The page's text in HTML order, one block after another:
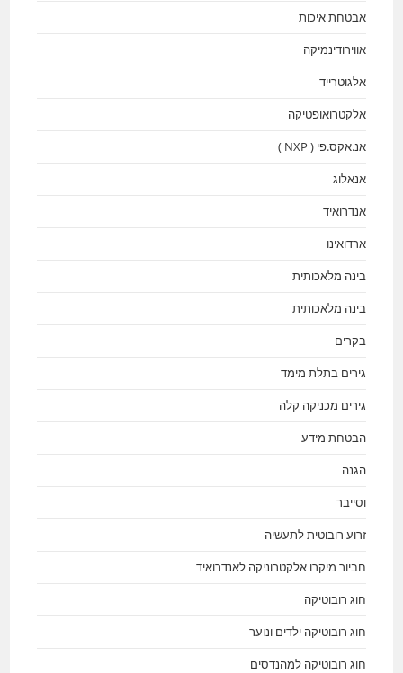
אבטחת איכות
אווירודינמיקה
אלגוטרייד
אלקטרואופטיקה
אנ.אקס.פי ( NXP )
אנאלוג
אנדרואיד
ארדואינו
בינה מלאכותית
בינה מלאכותית
בקרים
גירים בתלת מימד
גירים מכניקה קלה
הבטחת מידע
הגנה
וסייבר
זרוע רובוטית לתעשיה
חביור מיקרו אלקטרוניקה לאנדרואיד
חוג רובוטיקה
חוג רובוטיקה ילדים ונוער
חוג רובוטיקה למהנדסים